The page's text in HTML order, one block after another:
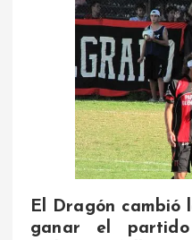
El Dragón cambió
ganar el